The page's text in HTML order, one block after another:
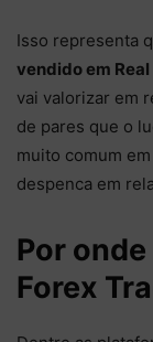
Isso representa
vendido em Real
vai valorizar em
de pares que o
muito comum
despenca em
Por
Forex